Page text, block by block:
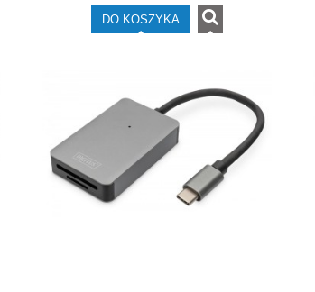
DO KOSZYKA